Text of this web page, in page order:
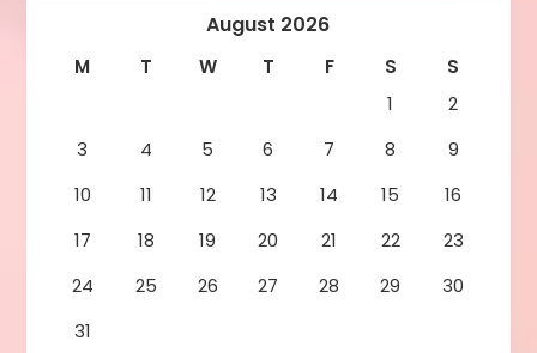
August 2026
M T W T F S
S
1
2
3
4 5 6 7 8
9
10
11 12 13 14 15
16
17
18 19 20 21 22
23
24
25 26 27 28 29
30
31